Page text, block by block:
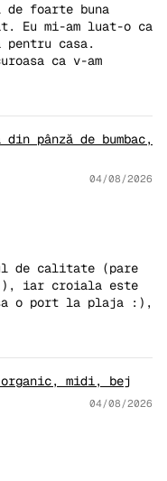
foarte buna
Eu mi-am luat-o ca
pentru casa.
ca v-am
pânză de bumbac,
04/08/2026
de calitate (pare
:), iar croiala este
o port la plaja :),
organic, midi, bej
04/08/2026